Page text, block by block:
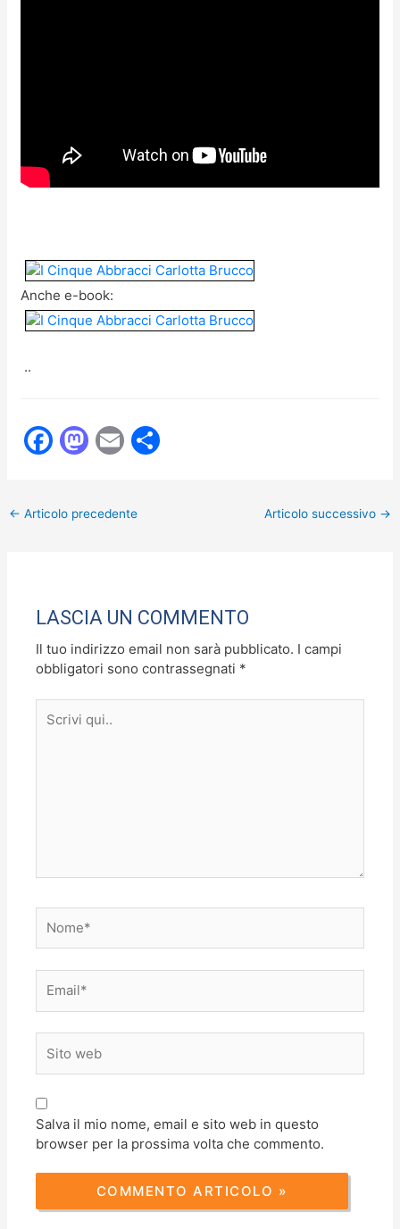
Anche e-book:
..
F
e
o
k
M
o
n
E
l
← Articolo precedente Articolo successivo →
LASCIA UN COMMENTO
Il tuo indirizzo email non sarà pubblicato. I campi
obbligatori sono contrassegnati *
qui..
web
Salva il mio nome, email e sito web in questo
browser per la prossima volta che commento.